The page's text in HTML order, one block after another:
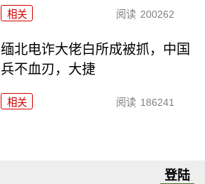
相关 阅读 200262
缅北电诈大佬白所成被抓，中国
兵不血刃，大捷
相关 阅读 186241
登陆